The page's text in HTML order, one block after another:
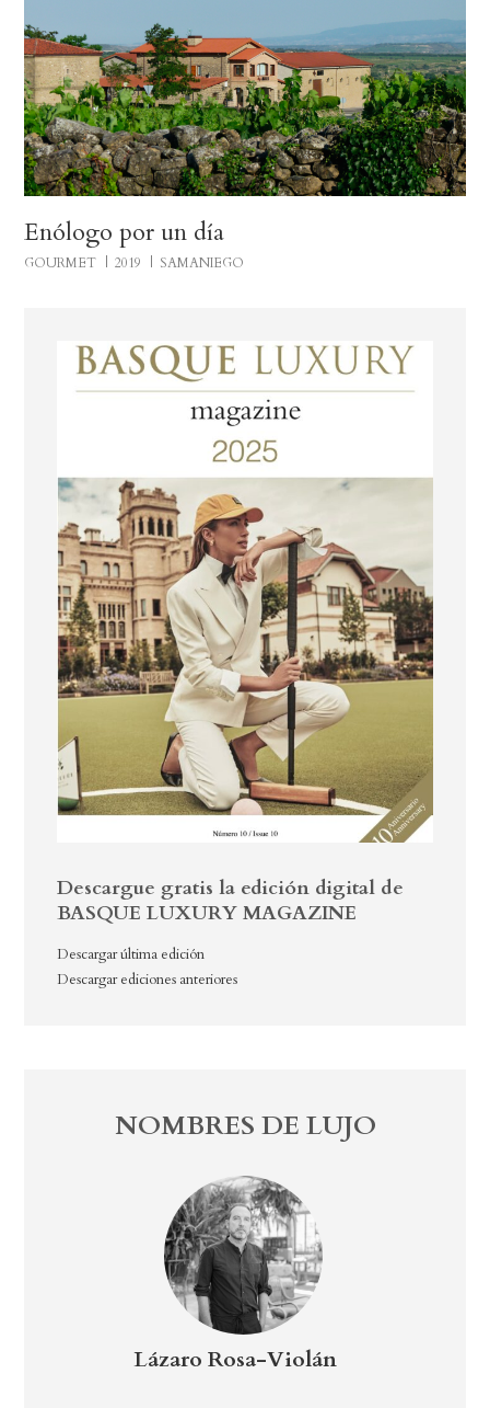
Enólogo por un día
GOURMET 2019 SAMANIEGO
Descargue gratis la edición digital de
BASQUE LUXURY MAGAZINE
Descargar última edición
Descargar ediciones anteriores
NOMBRES DE LUJO
Andoni Luis Aduriz